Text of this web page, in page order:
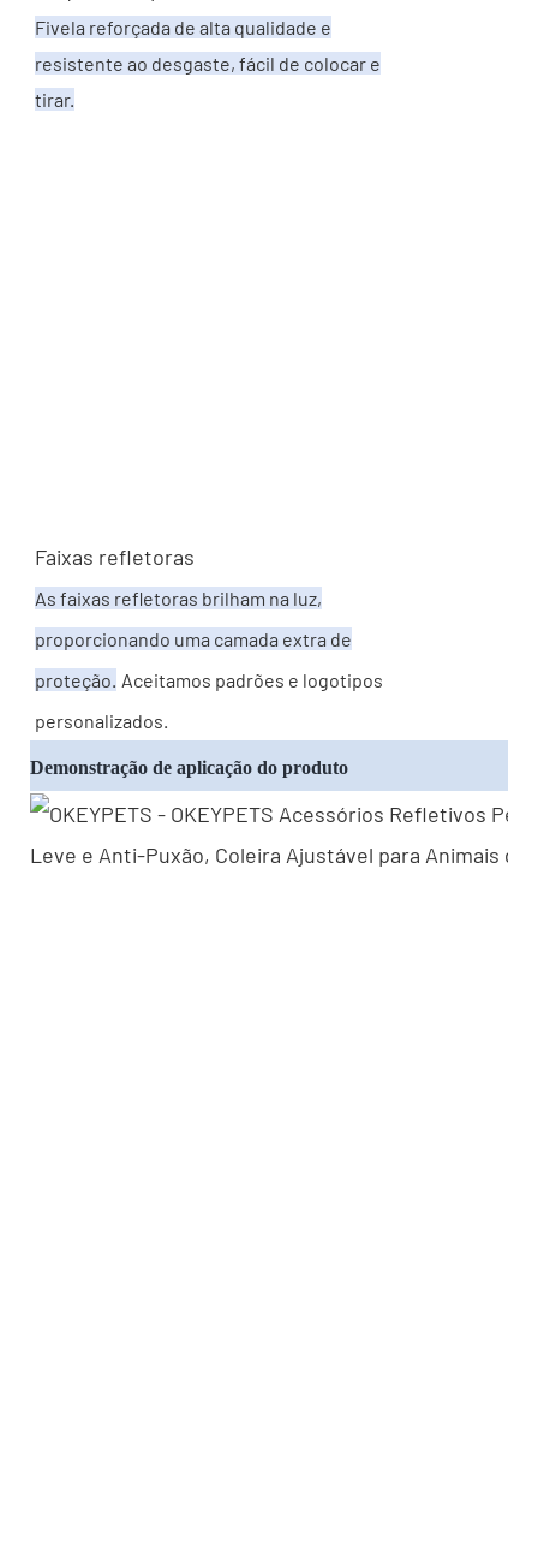
Fivela reforçada de alta qualidade e
resistente ao desgaste, fácil de colocar e
tirar.
Faixas refletoras
As faixas refletoras brilham na luz,
proporcionando uma camada extra de
proteção. Aceitamos padrões e logotipos
personalizados.
Demonstração de aplicação do produto